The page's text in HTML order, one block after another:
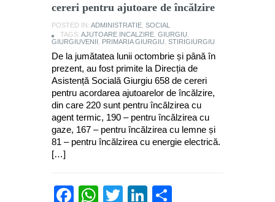
cereri pentru ajutoare de încălzire
POSTED IN: ADMINISTRATIE SOCIAL
TAGS: AJUTOARE INCALZIRE GIURGIU
GIURGIUVENII
PRIMARIA GIURGIU STIRIGIURGIU
De la jumătatea lunii octombrie și până în
prezent, au fost primite la Direcția de
Asistență Socială Giurgiu 658 de cereri
pentru acordarea ajutoarelor de încălzire,
din care 220 sunt pentru încălzirea cu
agent termic, 190 – pentru încălzirea cu
gaze, 167 – pentru încălzirea cu lemne și
81 – pentru încălzirea cu energie electrică.
[…]
Facebook
WhatsApp
TwitterLinkedIn